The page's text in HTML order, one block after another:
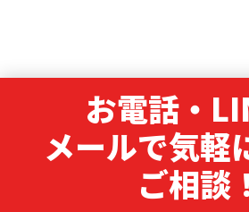
お電話・
メールで気軽
ご相談！